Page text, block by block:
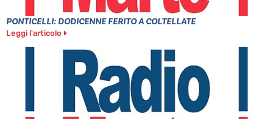
PONTICELLI: DODICENNE FERITO A COLTELLATE
Leggi l'articolo